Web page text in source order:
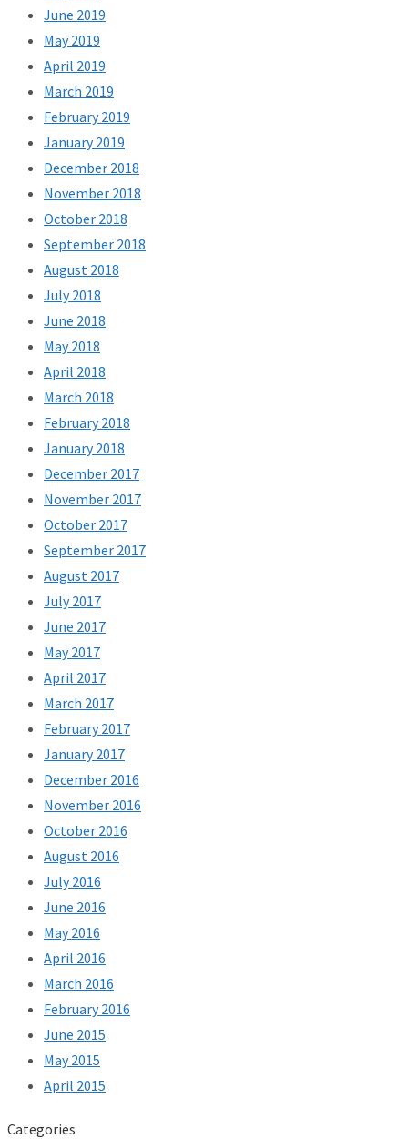
June 2019
May 2019
April 2019
March 2019
February 2019
January 2019
December 2018
November 2018
October 2018
September 2018
August 2018
July 2018
June 2018
May 2018
April 2018
March 2018
February 2018
January 2018
December 2017
November 2017
October 2017
September 2017
August 2017
July 2017
June 2017
May 2017
April 2017
March 2017
February 2017
January 2017
December 2016
November 2016
October 2016
August 2016
July 2016
June 2016
May 2016
April 2016
March 2016
February 2016
June 2015
May 2015
April 2015
Categories